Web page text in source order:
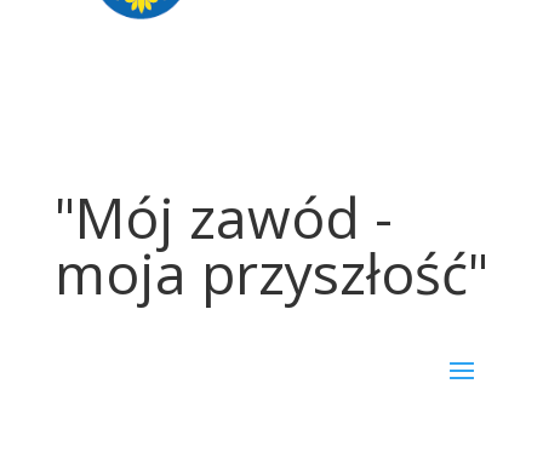
"Mój zawód -
moja przyszłość"